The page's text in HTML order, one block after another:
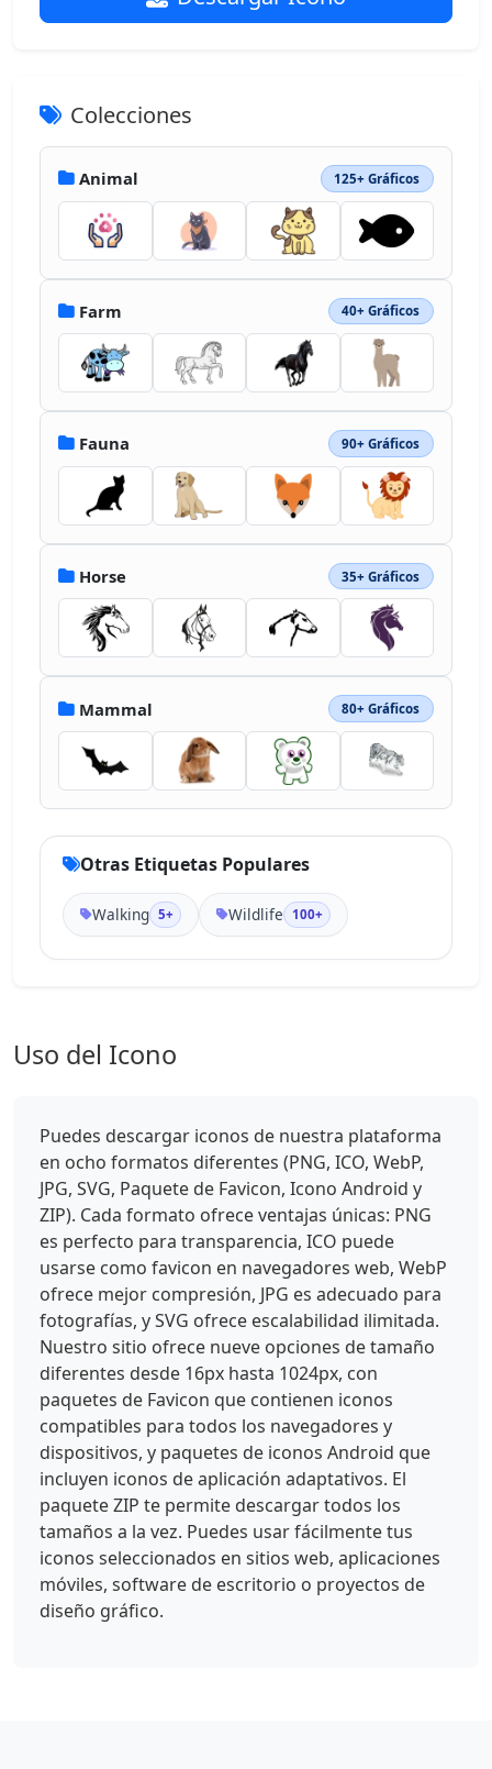
Colecciones
Animal 125+ Gráficos
Farm 40+ Gráficos
Fauna 90+ Gráficos
Horse 35+ Gráficos
Mammal 80+ Gráficos
Otras Etiquetas Populares
Walking 5+ Wildlife 100+
Uso del Icono
Puedes descargar iconos de nuestra plataforma
en ocho formatos diferentes (PNG, ICO, WebP,
JPG, SVG, Paquete de Favicon, Icono Android y
ZIP). Cada formato ofrece ventajas únicas: PNG
es perfecto para transparencia, ICO puede
usarse como favicon en navegadores web, WebP
ofrece mejor compresión, JPG es adecuado para
fotografías, y SVG ofrece escalabilidad ilimitada.
Nuestro sitio ofrece nueve opciones de tamaño
diferentes desde 16px hasta 1024px, con
paquetes de Favicon que contienen iconos
compatibles para todos los navegadores y
dispositivos, y paquetes de iconos Android que
incluyen iconos de aplicación adaptativos. El
paquete ZIP te permite descargar todos los
tamaños a la vez. Puedes usar fácilmente tus
iconos seleccionados en sitios web, aplicaciones
móviles, software de escritorio o proyectos de
diseño gráfico.